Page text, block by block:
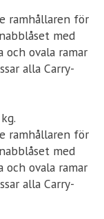
ramhållaren för
med
och ovala ramar
alla Carry-
ramhållaren för
med
och ovala ramar
alla Carry-